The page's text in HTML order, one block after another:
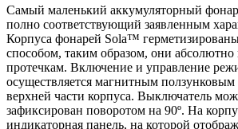
Самый маленький аккумуляторный
полно соответствующий заявленным
Корпуса фонарей Sola™
способом, таким образом, они
протечкам. Включение и управление
осуществляется магнитным
верхней части корпуса. Выключатель
зафиксирован поворотом на 90º. На
индикаторная панель, на которой